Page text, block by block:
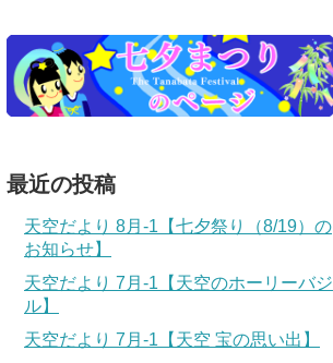
最近の投稿
天空だより 8月-1【七夕祭り（8/19）の
お知らせ】
天空だより 7月-1【天空のホーリーバジ
ル】
天空だより 7月-1【天空 宝の思い出】